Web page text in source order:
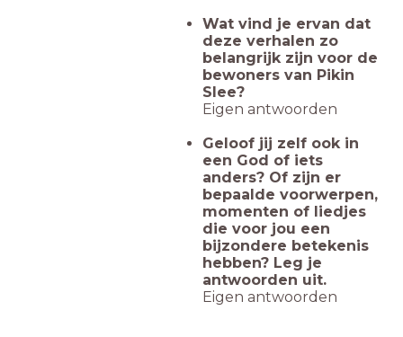
Wat vind je ervan dat
deze verhalen zo
belangrijk zijn voor de
bewoners van Pikin
Slee?
Eigen antwoorden
Geloof jij zelf ook in
een God of iets
anders? Of zijn er
bepaalde voorwerpen,
momenten of liedjes
die voor jou een
bijzondere betekenis
hebben? Leg je
antwoorden uit.
Eigen antwoorden